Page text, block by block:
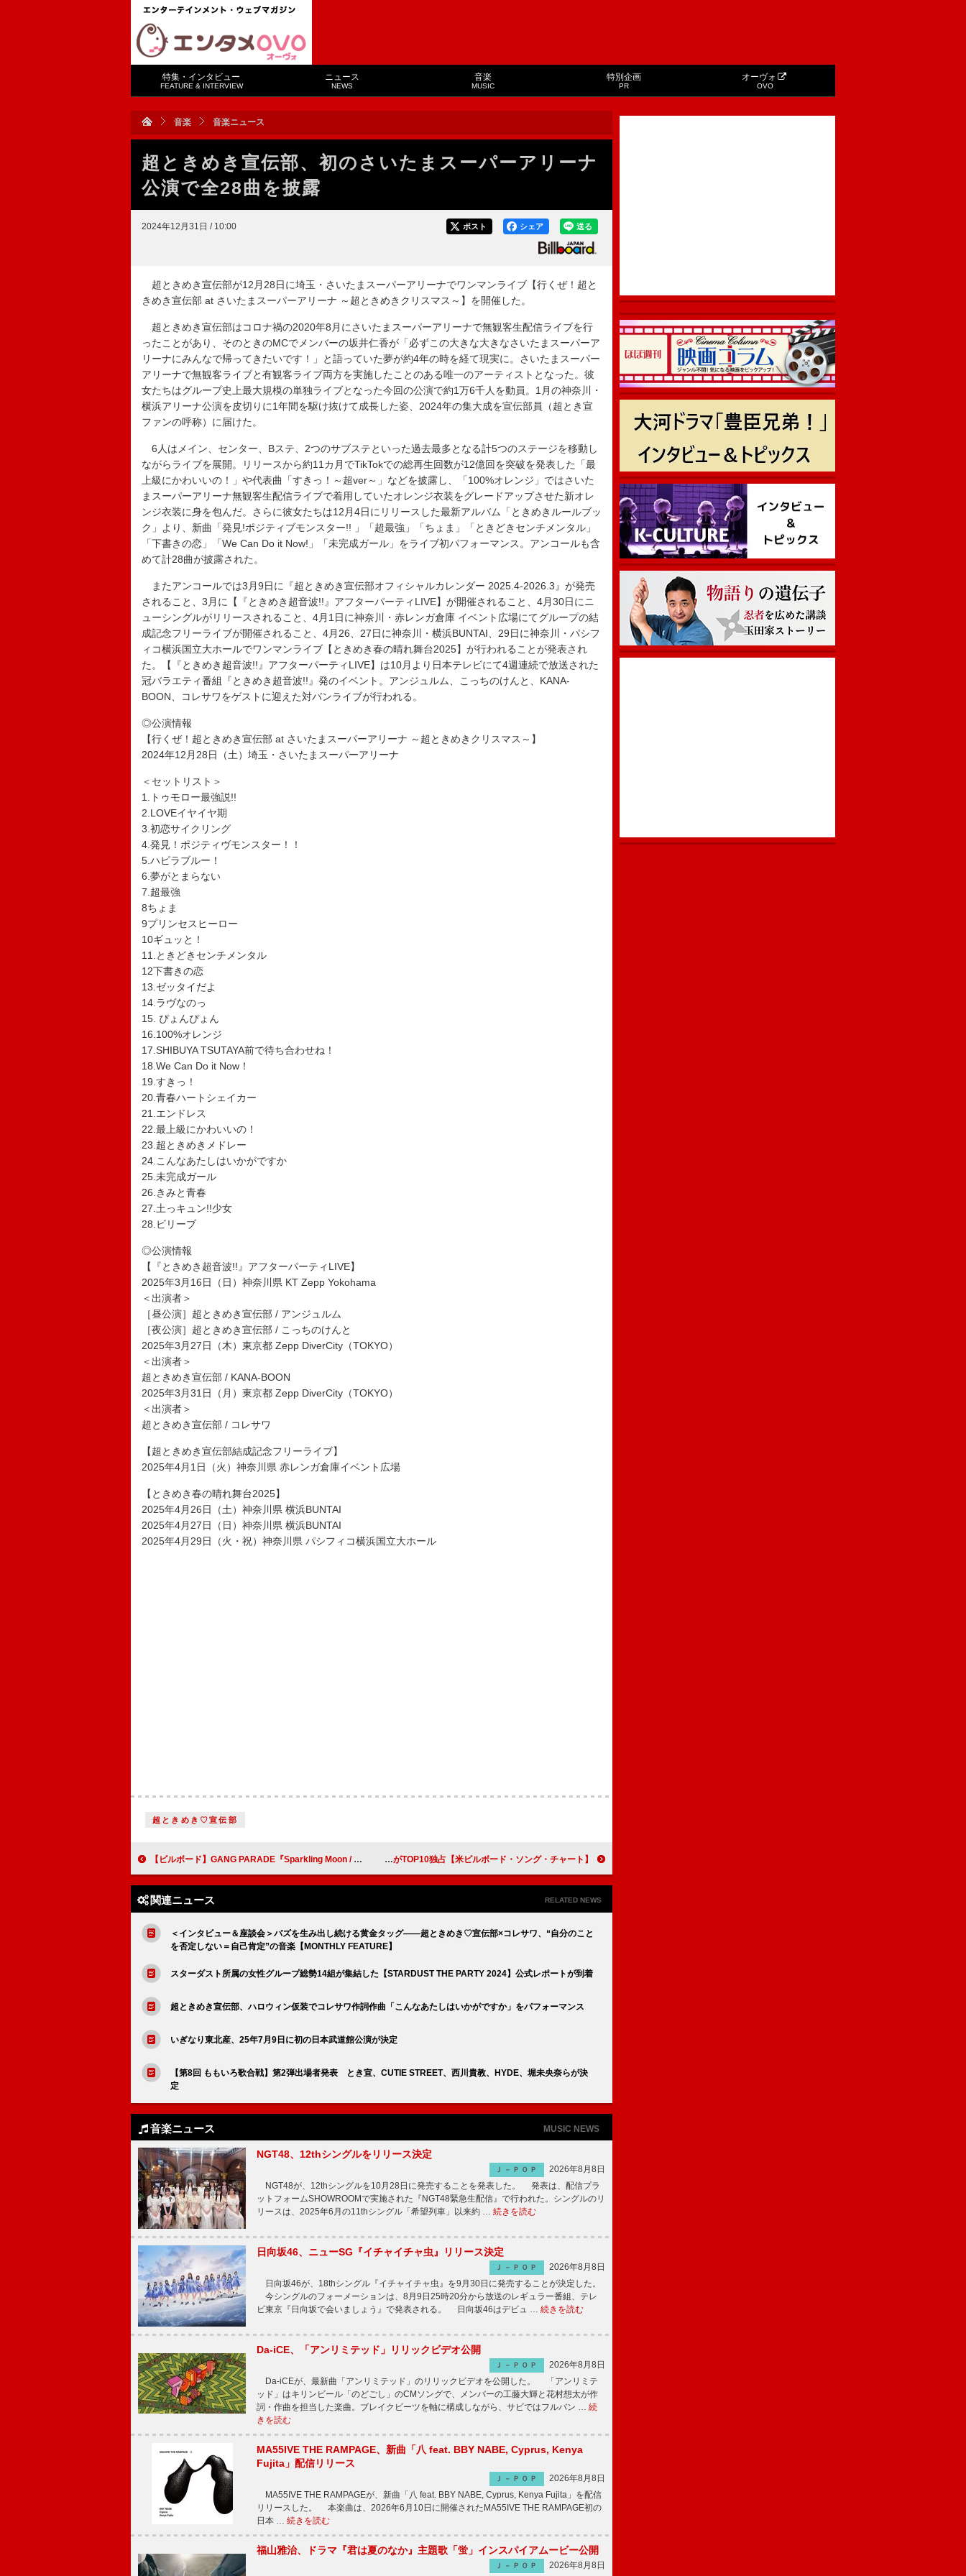
特集・インタビュー
FEATURE & INTERVIEW
ニュース
NEWS
音楽
MUSIC
特別企画
PR
オーヴォ
OVO
音楽 音楽ニュース
超ときめき宣伝部、初のさいたまスーパーアリーナ
公演で全28曲を披露
2024年12月31日 / 10:00 送る
シェア
ポスト
超ときめき宣伝部が12月28日に埼玉・さいたまスーパーアリーナでワンマンライブ【行くぜ！超と
きめき宣伝部 at さいたまスーパーアリーナ ～超ときめきクリスマス～】を開催した。
超ときめき宣伝部はコロナ禍の2020年8月にさいたまスーパーアリーナで無観客生配信ライブを行
ったことがあり、そのときのMCでメンバーの坂井仁香が「必ずこの大きな大きなさいたまスーパーア
リーナにみんなで帰ってきたいです！」と語っていた夢が約4年の時を経て現実に。さいたまスーパー
アリーナで無観客ライブと有観客ライブ両方を実施したことのある唯一のアーティストとなった。彼
女たちはグループ史上最大規模の単独ライブとなった今回の公演で約1万6千人を動員。1月の神奈川・
横浜アリーナ公演を皮切りに1年間を駆け抜けて成長した姿、2024年の集大成を宣伝部員（超とき宣
ファンの呼称）に届けた。
6人はメイン、センター、Bステ、2つのサブステといった過去最多となる計5つのステージを移動し
ながらライブを展開。リリースから約11カ月でTikTokでの総再生回数が12億回を突破を発表した「最
上級にかわいいの！」や代表曲「すきっ！～超ver～」などを披露し、「100%オレンジ」ではさいた
まスーパーアリーナ無観客生配信ライブで着用していたオレンジ衣装をグレードアップさせた新オレ
ンジ衣装に身を包んだ。さらに彼女たちは12月4日にリリースした最新アルバム「ときめきルールブッ
ク」より、新曲「発見!ポジティブモンスター!! 」「超最強」「ちょま」「ときどきセンチメンタル」
「下書きの恋」「We Can Do it Now!」「未完成ガール」をライブ初パフォーマンス。アンコールも含
めて計28曲が披露された。
またアンコールでは3月9日に『超ときめき宣伝部オフィシャルカレンダー 2025.4-2026.3』が発売
されること、3月に【『ときめき超音波!!』アフターパーティLIVE】が開催されること、4月30日にニ
ューシングルがリリースされること、4月1日に神奈川・赤レンガ倉庫 イベント広場にてグループの結
成記念フリーライブが開催されること、4月26、27日に神奈川・横浜BUNTAI、29日に神奈川・パシフ
ィコ横浜国立大ホールでワンマンライブ【ときめき春の晴れ舞台2025】が行われることが発表され
た。【『ときめき超音波!!』アフターパーティLIVE】は10月より日本テレビにて4週連続で放送された
冠バラエティ番組『ときめき超音波!!』発のイベント。アンジュルム、こっちのけんと、KANA-
BOON、コレサワをゲストに迎えた対バンライブが行われる。
◎公演情報
【行くぜ！超ときめき宣伝部 at さいたまスーパーアリーナ ～超ときめきクリスマス～】
2024年12月28日（土）埼玉・さいたまスーパーアリーナ
＜セットリスト＞
1.トゥモロー最強説!!
2.LOVEイヤイヤ期
3.初恋サイクリング
4.発見！ポジティヴモンスター！！
5.ハピラブルー！
6.夢がとまらない
7.超最強
8ちょま
9プリンセスヒーロー
10ギュッと！
11.ときどきセンチメンタル
12下書きの恋
13.ゼッタイだよ
14.ラヴなのっ
15. ぴょんぴょん
16.100%オレンジ
17.SHIBUYA TSUTAYA前で待ち合わせね！
18.We Can Do it Now！
19.すきっ！
20.青春ハートシェイカー
21.エンドレス
22.最上級にかわいいの！
23.超ときめきメドレー
24.こんなあたしはいかがですか
25.未完成ガール
26.きみと青春
27.土っキュン!!少女
28.ビリーブ
◎公演情報
【『ときめき超音波!!』アフターパーティLIVE】
2025年3月16日（日）神奈川県 KT Zepp Yokohama
＜出演者＞
［昼公演］超ときめき宣伝部 / アンジュルム
［夜公演］超ときめき宣伝部 / こっちのけんと
2025年3月27日（木）東京都 Zepp DiverCity（TOKYO）
＜出演者＞
超ときめき宣伝部 / KANA-BOON
2025年3月31日（月）東京都 Zepp DiverCity（TOKYO）
＜出演者＞
超ときめき宣伝部 / コレサワ
【超ときめき宣伝部結成記念フリーライブ】
2025年4月1日（火）神奈川県 赤レンガ倉庫イベント広場
【ときめき春の晴れ舞台2025】
2025年4月26日（土）神奈川県 横浜BUNTAI
2025年4月27日（日）神奈川県 横浜BUNTAI
2025年4月29日（火・祝）神奈川県 パシフィコ横浜国立大ホール
超ときめき♡宣伝部
【ビルボード】GANG PARADE『Sparkling Moon / グッドラック・マイフューチャー』4.3万枚で初シングル・セールス首位 【米ビルボード・ソング・チャート】マライア・キャリー「恋人たちのクリスマス」通算18週目の1位、ホリデー・ソングがTOP10独占
関連ニュース RELATED NEWS
＜インタビュー＆座談会＞バズを生み出し続ける黄金タッグ――超ときめき♡宣伝部×コレサワ、“自分のこと
を否定しない＝自己肯定”の音楽【MONTHLY FEATURE】
スターダスト所属の女性グループ総勢14組が集結した【STARDUST THE PARTY 2024】公式レポートが到着
超ときめき宣伝部、ハロウィン仮装でコレサワ作詞作曲「こんなあたしはいかがですか」をパフォーマンス
いぎなり東北産、25年7月9日に初の日本武道館公演が決定
【第8回 ももいろ歌合戦】第2弾出場者発表 とき宣、CUTIE STREET、西川貴教、HYDE、堀未央奈らが決
定
音楽ニュース MUSIC NEWS
NGT48、12thシングルをリリース決定
Ｊ－ＰＯＰ
2026年8月8日
NGT48が、12thシングルを10月28日に発売することを発表した。 発表は、配信プラ
ットフォームSHOWROOMで実施された『NGT48緊急生配信』で行われた。シングルのリ
リースは、2025年6月の11thシングル「希望列車」以来約 … 続きを読む
日向坂46、ニューSG『イチャイチャ虫』リリース決定
Ｊ－ＰＯＰ
2026年8月8日
日向坂46が、18thシングル『イチャイチャ虫』を9月30日に発売することが決定した。
今シングルのフォーメーションは、8月9日25時20分から放送のレギュラー番組、テレ
ビ東京『日向坂で会いましょう』で発表される。 日向坂46はデビュ … 続きを読む
Da-iCE、「アンリミテッド」リリックビデオ公開
Ｊ－ＰＯＰ
2026年8月8日
Da-iCEが、最新曲「アンリミテッド」のリリックビデオを公開した。 「アンリミテ
ッド」はキリンビール「のどごし」のCMソングで、メンバーの工藤大輝と花村想太が作
詞・作曲を担当した楽曲。ブレイクビーツを軸に構成しながら、サビではフルバン … 続
きを読む
MA55IVE THE RAMPAGE、新曲「八 feat. BBY NABE, Cyprus, Kenya
Fujita」配信リリース
Ｊ－ＰＯＰ
2026年8月8日
MA55IVE THE RAMPAGEが、新曲「八 feat. BBY NABE, Cyprus, Kenya Fujita」を配信
リリースした。 本楽曲は、2026年6月10日に開催されたMA55IVE THE RAMPAGE初の
日本 … 続きを読む
福山雅治、ドラマ『君は夏のなか』主題歌「蛍」インスパイアムービー公開
Ｊ－ＰＯＰ 2026年8月8日